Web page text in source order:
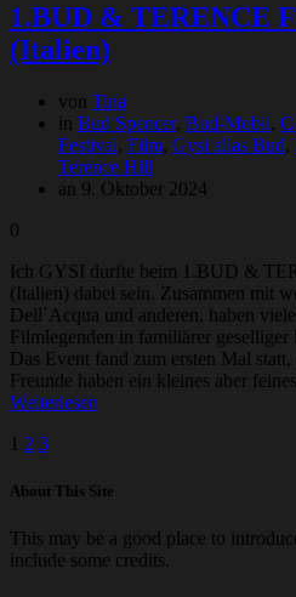
1.BUD & TERENCE
(Italien)
von Tina
in Bud Spencer, Bud-Mobil,
Festival, Film, Gysi alias Bud,
Terence Hill
an 9. Oktober 2024
0
Ich GYSI durfte beim 1.BUD &
(Italien) dabei sein. Zusammen mit
Dell`Acqua und anderen, haben
Filmlegenden in familiärer geselliger
Das Event fand zum ersten Mal
Freunde haben ein kleines aber
Weiterlesen
Beitragsnavigation
Seite
1 Seite
2 Seite
3
About This Site
This may be a good place to
include some credits.